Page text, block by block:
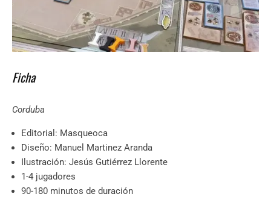
Ficha
Corduba
Editorial: Masqueoca
Diseño: Manuel Martinez Aranda
Ilustración: Jesús Gutiérrez Llorente
1-4 jugadores
90-180 minutos de duración